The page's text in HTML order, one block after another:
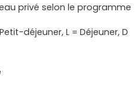
privé selon le programme
déjeuner, L = Déjeuner, D